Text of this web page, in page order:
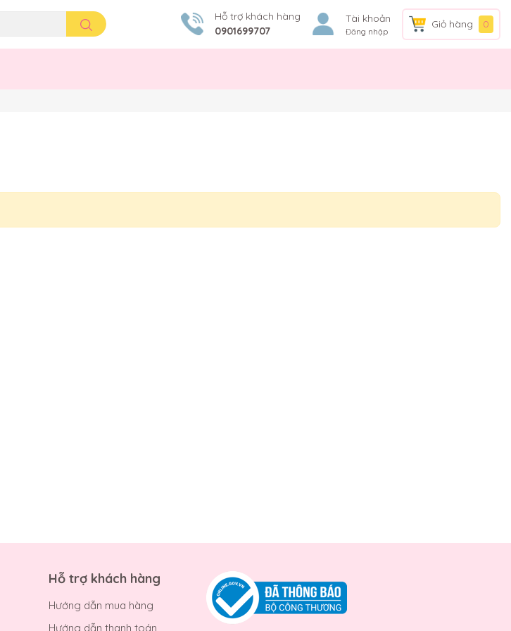
Hỗ trợ khách hàng
0901699707
Tài khoản
Đăng nhập
Giỏ hàng 0
Hỗ trợ khách hàng
Hướng dẫn mua hàng
Hướng dẫn thanh toán